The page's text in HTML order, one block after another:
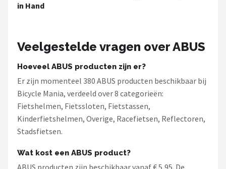
in Hand
Veelgestelde vragen over ABUS
Hoeveel ABUS producten zijn er?
Er zijn momenteel 380 ABUS producten beschikbaar bij
Bicycle Mania, verdeeld over 8 categorieën:
Fietshelmen, Fietssloten, Fietstassen,
Kinderfietshelmen, Overige, Racefietsen, Reflectoren,
Stadsfietsen.
Wat kost een ABUS product?
ABUS producten zijn beschikbaar vanaf € 5,95. De